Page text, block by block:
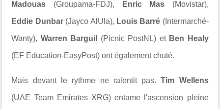
Madouas (Groupama-FDJ), Enric Mas (Movistar),
Eddie Dunbar (Jayco AlUla), Louis Barré (Intermarché-
Wanty), Warren Barguil (Picnic PostNL) etBen Healy
(EF Education-EasyPost) ont également chuté.
Mais devant le rythme ne ralentit pas.Tim Wellens
(UAE Team Emirates XRG) entame l'ascension pleine